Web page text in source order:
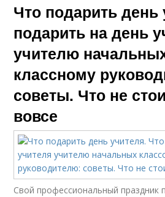
Что подарить день
подарить на день
учителю
классному
советы. Что не
вовсе
Свой профессиональный праздник